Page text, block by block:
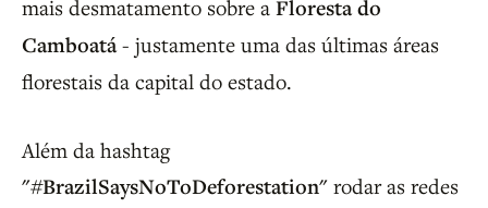
mais desmatamento sobre a Floresta do
Camboatá- justamente uma das últimas áreas
florestais da capital do estado.
Além da hashtag
"#BrazilSaysNoToDeforestation" rodar as redes